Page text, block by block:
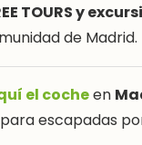
TOURS y
de Madrid.
el cocheen
escapadas